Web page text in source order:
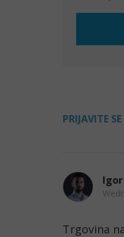
PRIJAVITE SE
Trgovina